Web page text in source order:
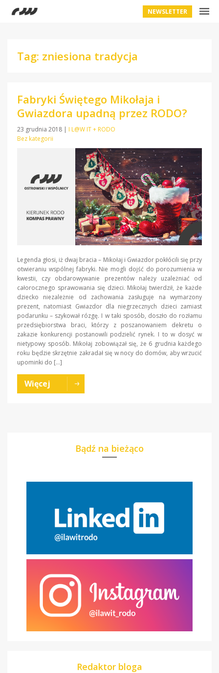
NEWSLETTER
Tag: zniesiona tradycja
Fabryki Świętego Mikołaja i
Gwiazdora upadną przez RODO?
23 grudnia 2018 | I L@W IT + RODO
Bez kategorii
Legenda głosi, iż dwaj bracia – Mikołaj i Gwiazdor pokłócili się przy
otwieraniu wspólnej fabryki. Nie mogli dojść do porozumienia w
kwestii, czy obdarowywanie prezentów należy uzależniać od
całorocznego sprawowania się dzieci. Mikołaj twierdził, że każde
dziecko niezależnie od zachowania zasługuje na wymarzony
prezent, natomiast Gwiazdor dla niegrzecznych dzieci zamiast
podarunku – szykował rózgę. I w taki sposób, doszło do rozłamu
przedsiębiorstwa braci, którzy z poszanowaniem dekretu o
zakazie konkurencji postanowili podzielić rynek. I to w dosyć w
nietypowy sposób. Mikołaj zobowiązał się, że 6 grudnia każdego
roku będzie skrzętnie zakradał się w nocy do domów, aby wrzucić
upominki do […]
Więcej
Bądź na bieżąco
Redaktor bloga